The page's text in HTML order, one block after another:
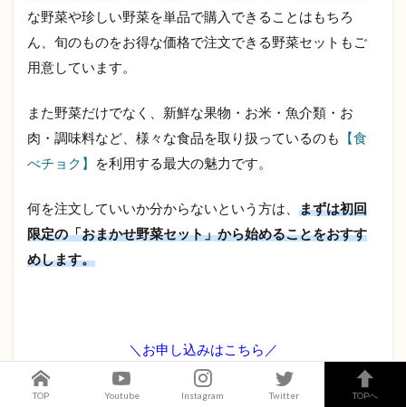
な野菜や珍しい野菜を単品で購入できることはもちろ
ん、旬のものをお得な価格で注文できる野菜セットもご
用意しています。
また野菜だけでなく、新鮮な果物・お米・魚介類・お
肉・調味料など、様々な食品を取り扱っているのも
【食
べチョク】
を利用する最大の魅力です。
何を注文していいか分からないという方は、 まずは初回
限定の「おまかせ野菜セット」から始めることをおすす
めします。
＼お申し込みはこちら／
公式サイトへ
TOP Youtube Instagram Twitter TOPへ